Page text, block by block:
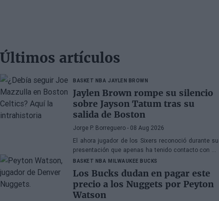
Últimos artículos
BASKET NBA JAYLEN BROWN
Jaylen Brown rompe su silencio
sobre Jayson Tatum tras su
salida de Boston
Jorge P. Borreguero - 08 Aug 2026
El ahora jugador de los Sixers reconoció durante su
presentación que apenas ha tenido contacto con su
antiguo compañero
BASKET NBA MILWAUKEE BUCKS
Los Bucks dudan en pagar este
precio a los Nuggets por Peyton
Watson